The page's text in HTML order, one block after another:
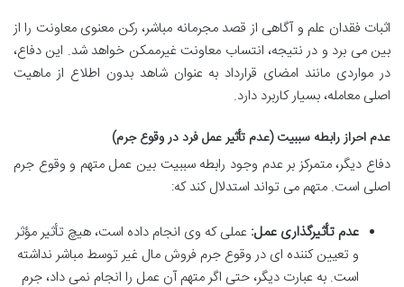
اثبات فقدان علم و آگاهی از قصد مجرمانه مباشر، رکن معنوی معاونت را از
بین می برد و در نتیجه، انتساب معاونت غیرممکن خواهد شد. این دفاع،
در مواردی مانند امضای قرارداد به عنوان شاهد بدون اطلاع از ماهیت
اصلی معامله، بسیار کاربرد دارد.
عدم احراز رابطه سببیت (عدم تأثیر عمل فرد در وقوع جرم)
دفاع دیگر، متمرکز بر عدم وجود رابطه سببیت بین عمل متهم و وقوع جرم
اصلی است. متهم می تواند استدلال کند که:
عدم تأثیرگذاری عمل: عملی که وی انجام داده است، هیچ تأثیر مؤثر
و تعیین کننده ای در وقوع جرم فروش مال غیر توسط مباشر نداشته
است. به عبارت دیگر، حتی اگر متهم آن عمل را انجام نمی داد، جرم